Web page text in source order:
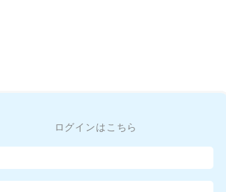
ログインはこちら